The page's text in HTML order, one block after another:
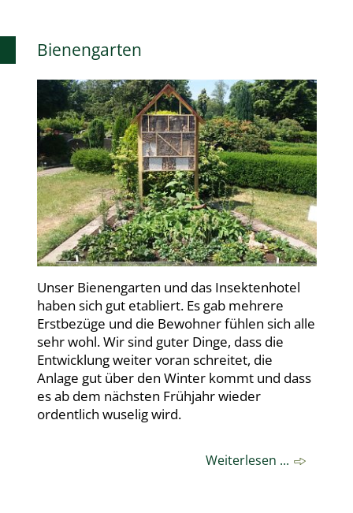
Bienengarten
Unser Bienengarten und das Insektenhotel
haben sich gut etabliert. Es gab mehrere
Erstbezüge und die Bewohner fühlen sich alle
sehr wohl. Wir sind guter Dinge, dass die
Entwicklung weiter voran schreitet, die
Anlage gut über den Winter kommt und dass
es ab dem nächsten Frühjahr wieder
ordentlich wuselig wird.
Weiterlesen ...